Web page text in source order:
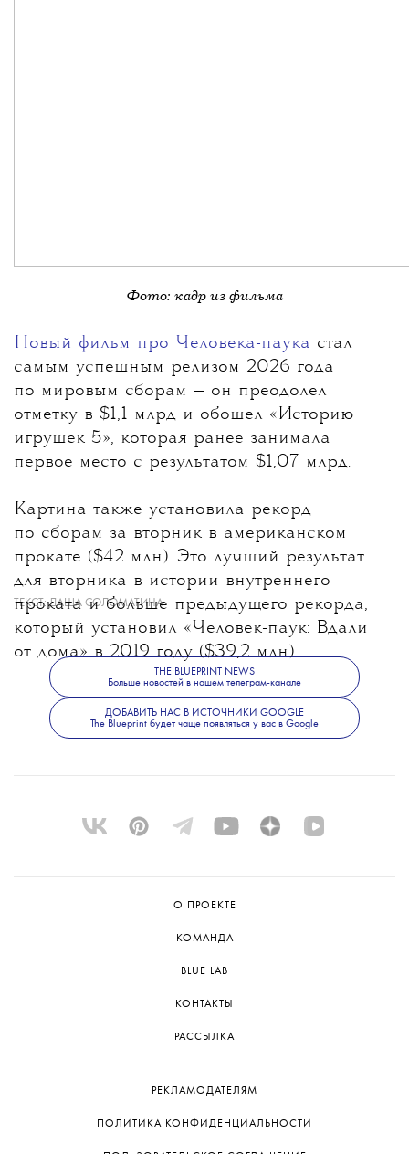
Фото: кадр из фильма
Новый фильм про Человека-паука стал
самым успешным релизом 2026 года
по мировым сборам — он преодолел
отметку в $1,1 млрд и обошел «Историю
игрушек 5», которая ранее занимала
первое место с результатом $1,07 млрд.
Картина также установила рекорд
по сборам за вторник в американском
прокате ($42 млн). Это лучший результат
для вторника в истории внутреннего
проката и больше предыдущего рекорда,
который установил «Человек-паук: Вдали
от дома» в 2019 году ($39,2 млн).
ТЕКСТ:ДАША СОЛОМАТИНА
THE BLUEPRINT NEWS
Больше новостей в нашем телеграм-канале
ДОБАВИТЬ НАС В ИСТОЧНИКИ GOOGLE
The Blueprint будет чаще появляться у вас в Google
О ПРОЕКТЕ
КОМАНДА
BLUE LAB
КОНТАКТЫ
РАССЫЛКА
РЕКЛАМОДАТЕЛЯМ
ПОЛИТИКА КОНФИДЕНЦИАЛЬНОСТИ